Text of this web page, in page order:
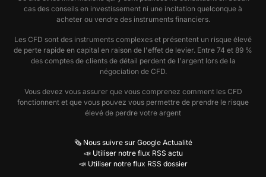
cas des conseils en investissement ni une incitation quelconque à
acheter ou vendre des instruments financiers.
Les CFD sont des instruments complexes et présentent un risque élevé
de perte rapide en capital en raison de l'effet de levier. Entre 74 et 89 %
des comptes de clients de détail perdent de l'argent lors de la
négociation de CFD.
Vous devez vous assurer que vous comprenez comment les CFD
fonctionnent et que vous pouvez vous permettre de prendre le risque
élevé de perdre votre argent
🗞️ Nous suivre sur Google Actualité
📣 Utiliser notre flux RSS actu
📣 Utiliser notre flux RSS dossier